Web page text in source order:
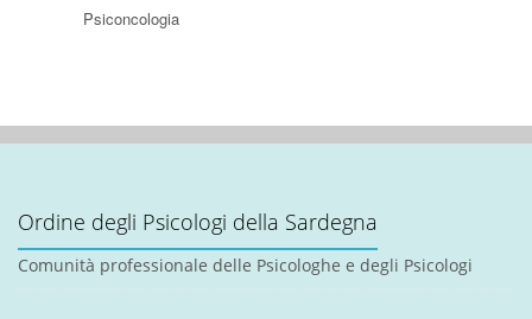
Psiconcologia
Ordine degli Psicologi della Sardegna
Comunità professionale delle Psicologhe e degli Psicologi